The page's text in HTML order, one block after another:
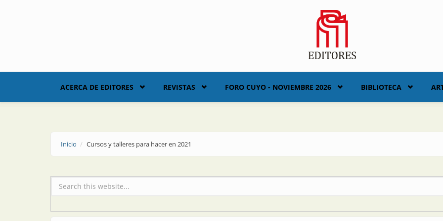
ACERCA DE EDITORES REVISTAS FORO CUYO - NOVIEMBRE 2026 BIBLIOTECA
Inicio Cursos y talleres para hacer en 2021
Formulario de búsqueda